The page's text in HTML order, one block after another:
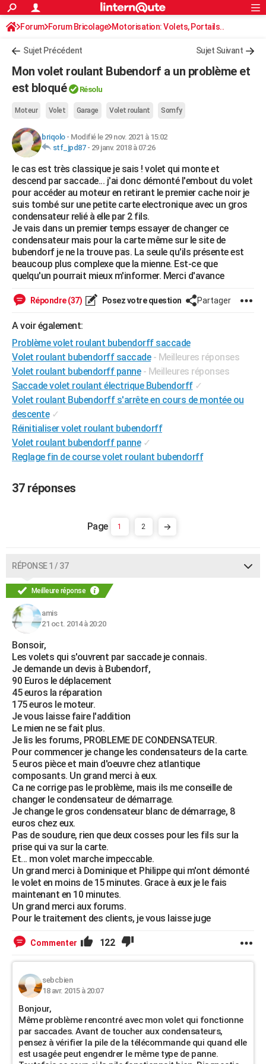
ACTUALITÉS
Politique
Société
Faits Divers
Education
Monde
Villes
+
Programme TV
Streaming
Cinéma
Sorties cinéma
Musique
FINANCE
Retraite
Impôts
Epargne
Immobilier
Risques naturels par ville
Banque
Assurance
Crédit
AUTO
Essais
Réserver un essai
Citadines
Berlines
SUV
Forum auto
HIGH-TECH
Mobiles
Meilleur smartphone
Internet
Ordinateurs
Jeux vidéo
Guide high-tech
BRICOLAGE
Forum
Aménagement intérieur
Extérieur
Cuisine
Salle de bains
Jardinage
Rangement
WEEK-END
Guides de France
Escapades
Patrimoine
Expositions
Musées
Week-end nature
+LIFESTYLE
Art de vivre
Bien-être
Loisirs
Mode
Modes de vie
SANTE
Alimentation
Guide de la santé
Maladies
Médicaments
Sommeil
VOYAGE
Destinations
City break
Voyage nature
Voyage de noces
Forum
Climat
+PHOTO
GUIDES D'ACHAT
BONS PLANS
CARTE DE VOEUX
Carte de Noël
Carte Bonne année
Carte Saint-Valentin
Carte Pâques
Carte d'anniversaire
DICTIONNAIRE
Dictionnaire
Biographies
Citations
Expressions
Proverbes
PROGRAMME TV
COPAINS D'AVANT
S'inscrire
Se connecter
Lycées
Collèges
Primaires
Universités
Entreprises
Service militaire
Avis de recherche
AVIS DE DÉCÈS
Bricolage
Lifestyle
Culture
Sport
Auto
Television
Voyage
Cinema
Rechercher
S'inscrire
Connexion
Forum Forum Bricolage Motorisation: Volets, Portails..
Sujet Précédent Sujet Suivant
Mon volet roulant Bubendorf a un problème et
est bloqué
Résolu
Moteur Volet Garage Volet roulant Somfy
briqolo- Modifié le 29 nov. 2021 à 15:02
stf_jpd87- 29 janv. 2018 à 07:26
le cas est très classique je sais ! volet qui monte et
descend par saccade... j'ai donc démonté l'embout du volet
pour accéder au moteur en retirant le premier cache noir je
suis tombé sur une petite carte electronique avec un gros
condensateur relié à elle par 2 fils.
Je vais dans un premier temps essayer de changer ce
condensateur mais pour la carte même sur le site de
bubendorf je ne la trouve pas. La seule qu'ils présente est
beaucoup plus complexe que la mienne. Est-ce que
quelqu'un pourrait mieux m'informer. Merci d'avance
Répondre (37) Posez votre question Partager
A voir également:
Problème volet roulant bubendorff saccade
Volet roulant bubendorff saccade - Meilleures réponses
Volet roulant bubendorff panne - Meilleures réponses
Saccade volet roulant électrique Bubendorff ✓
Volet roulant Bubendorff s'arrête en cours de montée ou
descente ✓
Réinitialiser volet roulant bubendorff
Volet roulant bubendorff panne ✓
Reglage fin de course volet roulant bubendorff
37 réponses
1 2
RÉPONSE 1 / 37
Meilleure réponse
amis
21 oct. 2014 à 20:20
Bonsoir,
Les volets qui s'ouvrent par saccade je connais.
Je demande un devis à Bubendorf,
90 Euros le déplacement
45 euros la réparation
175 euros le moteur.
Je vous laisse faire l'addition
Le mien ne se fait plus.
Je lis les forums, PROBLEME DE CONDENSATEUR.
Pour commencer je change les condensateurs de la carte.
5 euros pièce et main d'oeuvre chez atlantique
composants. Un grand merci à eux.
Ca ne corrige pas le problème, mais ils me conseille de
changer le condensateur de démarrage.
Je change le gros condensateur blanc de démarrage, 8
euros chez eux.
Pas de soudure, rien que deux cosses pour les fils sur la
prise qui va sur la carte.
Et... mon volet marche impeccable.
Un grand merci à Dominique et Philippe qui m'ont démonté
le volet en moins de 15 minutes. Grace à eux je le fais
maintenant en 10 minutes.
Un grand merci aux forums.
Pour le traitement des clients, je vous laisse juge
Commenter 122
sebcbien
18 avr. 2015 à 20:07
Bonjour,
Même problème rencontré avec mon volet qui fonctionne
par saccades. Avant de toucher aux condensateurs,
pensez à vérifier la pile de la télécommande qui quand elle
est usagée peut engendrer le même type de panne.